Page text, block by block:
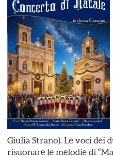
Giulia Strano). Le voci dei
risuonare le melodie di